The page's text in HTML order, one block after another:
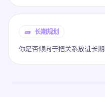
🧱 长期规划
你是否倾向于把关系放进长期